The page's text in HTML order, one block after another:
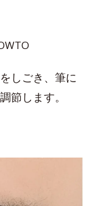
しごき、筆に
節します。